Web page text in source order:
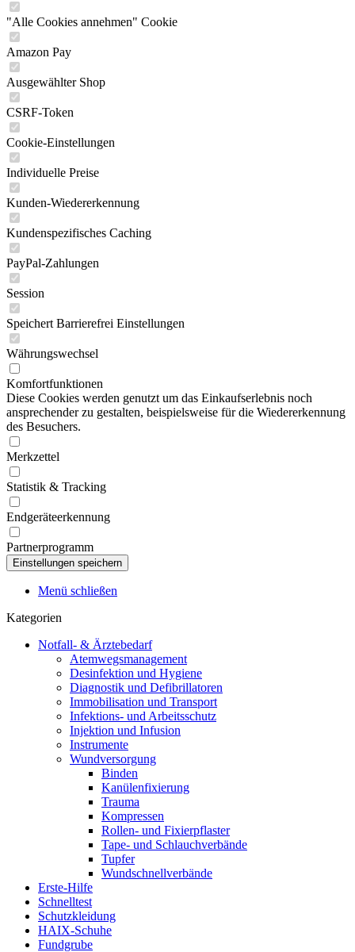
"Alle Cookies annehmen" Cookie
Amazon Pay
Ausgewählter Shop
CSRF-Token
Cookie-Einstellungen
Individuelle Preise
Kunden-Wiedererkennung
Kundenspezifisches Caching
PayPal-Zahlungen
Session
Speichert Barrierefrei Einstellungen
Währungswechsel
Komfortfunktionen
Diese Cookies werden genutzt um das Einkaufserlebnis noch
ansprechender zu gestalten, beispielsweise für die Wiedererkennung
des Besuchers.
Merkzettel
Statistik & Tracking
Endgeräteerkennung
Partnerprogramm
Menü schließen
Kategorien
Notfall- & Ärztebedarf
Atemwegsmanagement
Desinfektion und Hygiene
Diagnostik und Defibrillatoren
Immobilisation und Transport
Infektions- und Arbeitsschutz
Injektion und Infusion
Instrumente
Wundversorgung
Binden
Kanülenfixierung
Trauma
Kompressen
Rollen- und Fixierpflaster
Tape- und Schlauchverbände
Tupfer
Wundschnellverbände
Erste-Hilfe
Schnelltest
Schutzkleidung
HAIX-Schuhe
Fundgrube